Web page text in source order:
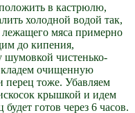
в кастрюлю,
холодной водой так,
мяса примерно
до кипения,
шумовкой чистенько-
кладем очищенную
перец тоже. Убавляем
крышкой и идем
готов через 6 часов.